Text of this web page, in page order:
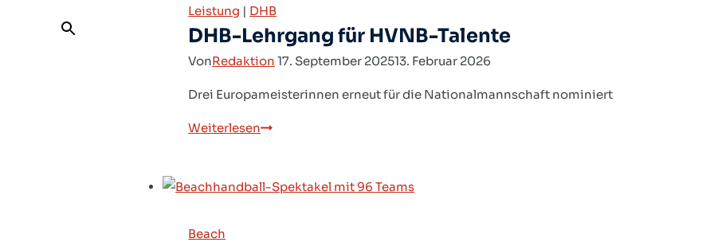
Leistung | DHB
DHB-Lehrgang für HVNB-Talente
VonRedaktion 17. September 202513. Februar 2026
Drei Europameisterinnen erneut für die Nationalmannschaft nominiert
WeiterlesenDHB-
HVNB-
Beach